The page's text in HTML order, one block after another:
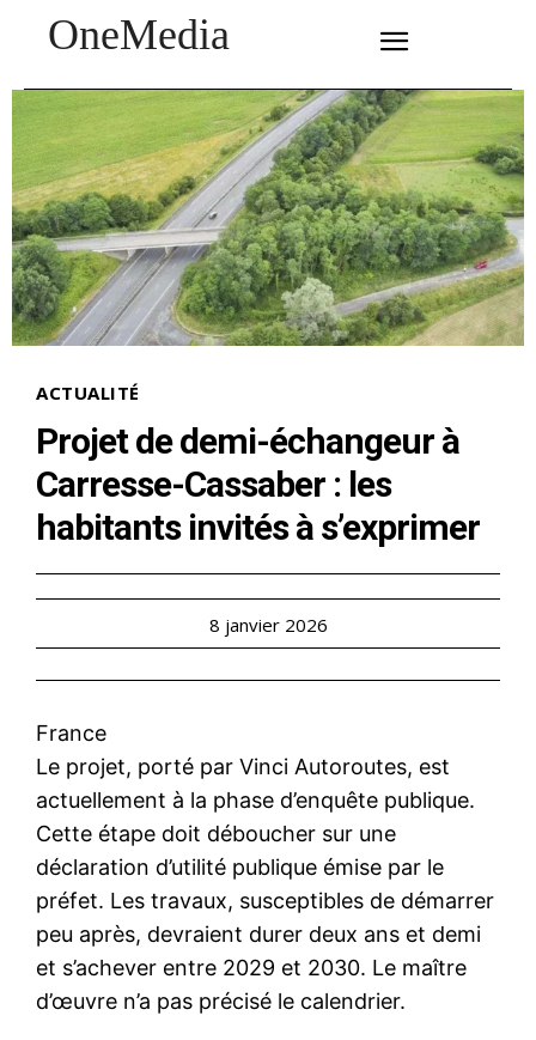
OneMedia
ACTUALITÉ
Projet de demi-échangeur à
Carresse-Cassaber : les
habitants invités à s’exprimer
8 janvier 2026
France
Le projet, porté par Vinci Autoroutes, est
actuellement à la phase d’enquête publique.
Cette étape doit déboucher sur une
déclaration d’utilité publique émise par le
préfet. Les travaux, susceptibles de démarrer
peu après, devraient durer deux ans et demi
et s’achever entre 2029 et 2030. Le maître
d’œuvre n’a pas précisé le calendrier.